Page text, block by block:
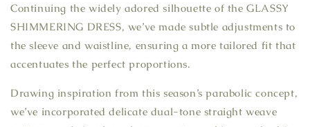
Continuing the widely adored silhouette of the GLASSY
SHIMMERING DRESS, we’ve made subtle adjustments to
the sleeve and waistline, ensuring a more tailored fit that
accentuates the perfect proportions.
Drawing inspiration from this season’s parabolic concept,
we’ve incorporated delicate dual-tone straight weave